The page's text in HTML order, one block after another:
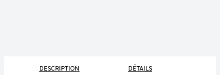
DESCRIPTION DÉTAILS